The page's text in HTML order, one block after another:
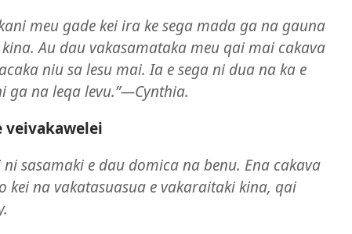
meu gade kei ira ke sega mada ga na gauna
Au dau vakasamataka meu qai mai cakava
niu sa lesu mai. Ia e sega ni dua na ka e
na leqa levu.”​—Cynthia.
veivakawelei
sasamaki e dau domica na benu. Ena cakava
kei na vakatasuasua e vakaraitaki kina, qai